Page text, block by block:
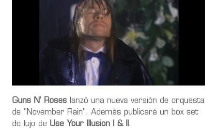
Guns N’ Roses lanzó una nueva versión de orquesta
de “November Rain''. Además publicará un box set
de lujo de Use Your Illusion I & II .